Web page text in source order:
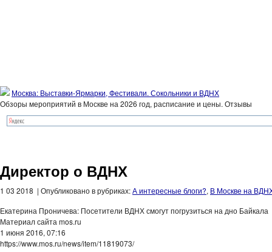
Москва: Выставки-Ярмарки, Фестивали. Сокольники и ВДНХ
Обзоры мероприятий в Москве на 2026 год, расписание и цены. Отзывы
Директор о ВДНХ
1 03 2018 | Опубликовано в рубриках:А интересные блоги?, В Москве на
Екатерина Проничева: Посетители ВДНХ смогут погрузиться на дно Байкала
Материал сайта mos.ru
1 июня 2016, 07:16
https://www.mos.ru/news/item/11819073/